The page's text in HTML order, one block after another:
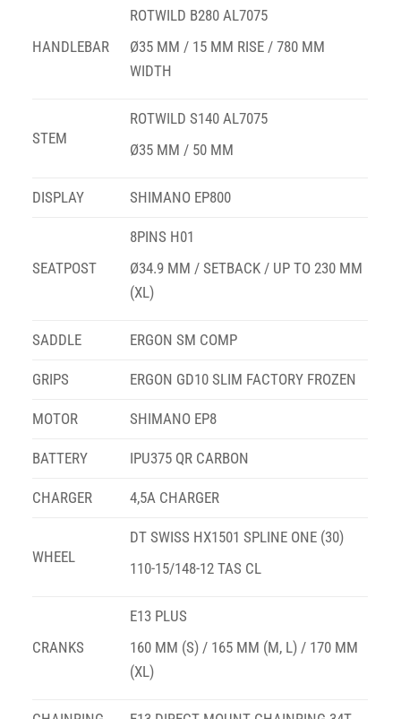
HANDLEBAR
ROTWILD B280 AL7075
Ø35 MM / 15 MM RISE / 780 MM
WIDTH
STEM
ROTWILD S140 AL7075
Ø35 MM / 50 MM
DISPLAY SHIMANO EP800
SEATPOST
8PINS H01
Ø34.9 MM / SETBACK / UP TO 230 MM
(XL)
SADDLE ERGON SM COMP
GRIPS ERGON GD10 SLIM FACTORY FROZEN
MOTOR SHIMANO EP8
BATTERY IPU375 QR CARBON
CHARGER 4,5A CHARGER
WHEEL
DT SWISS HX1501 SPLINE ONE (30)
110-15/148-12 TAS CL
CRANKS
E13 PLUS
160 MM (S) / 165 MM (M, L) / 170 MM
(XL)